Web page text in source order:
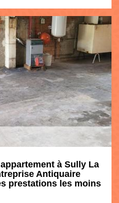
à Sully La
Antiquaire
prestations les moins